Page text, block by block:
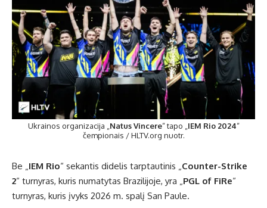
Ukrainos organizacija „ Natus Vincere“ tapo „ IEM Rio 2024“
čempionais / HLTV.org nuotr.
Be „IEM Rio“ sekantis didelis tarptautinis „Counter-Strike
2“ turnyras, kuris numatytas Brazilijoje, yra „PGL of FiRe“
turnyras, kuris įvyks 2026 m. spalį San Paule.